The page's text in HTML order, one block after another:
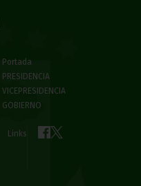
Portada
PRESIDENCIA
VICEPRESIDENCIA
GOBIERNO
Links